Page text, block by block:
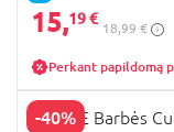
15,19 €
18,99 €
Perkant papildomą
-40%
BARBIE Barbės